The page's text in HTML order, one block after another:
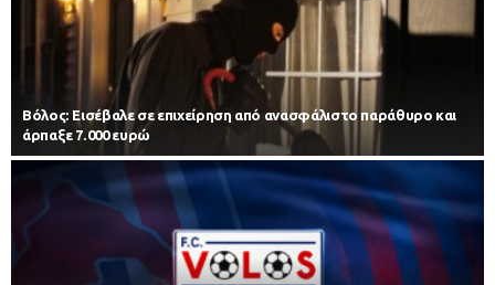
Βόλος: Εισέβαλε σε επιχείρηση από ανασφάλιστο παράθυρο και
άρπαξε 7.000 ευρώ